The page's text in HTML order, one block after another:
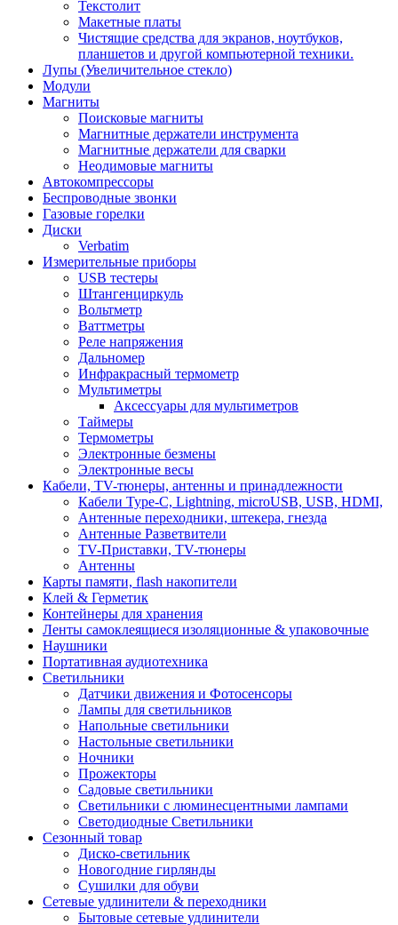
Текстолит
Макетные платы
Чистящие средства для экранов, ноутбуков,
планшетов и другой компьютерной техники.
Лупы (Увеличительное стекло)
Модули
Магниты
Поисковые магниты
Магнитные держатели инструмента
Магнитные держатели для сварки
Неодимовые магниты
Автокомпрессоры
Беспроводные звонки
Газовые горелки
Диски
Verbatim
Измерительные приборы
USB тестеры
Штангенциркуль
Вольтметр
Ваттметры
Реле напряжения
Дальномер
Инфракрасный термометр
Мультиметры
Аксессуары для мультиметров
Таймеры
Термометры
Электронные безмены
Электронные весы
Кабели, TV-тюнеры, антенны и принадлежности
Кабели Type-C, Lightning, microUSB, USB, HDMI,
Антенные переходники, штекера, гнезда
Антенные Разветвители
TV-Приставки, TV-тюнеры
Антенны
Карты памяти, flash накопители
Клей & Герметик
Контейнеры для хранения
Ленты самоклеящиеся изоляционные & упаковочные
Наушники
Портативная аудиотехника
Светильники
Датчики движения и Фотосенсоры
Лампы для светильников
Напольные светильники
Настольные светильники
Ночники
Прожекторы
Садовые светильники
Светильники с люминесцентными лампами
Светодиодные Светильники
Сезонный товар
Диско-светильник
Новогодние гирлянды
Сушилки для обуви
Сетевые удлинители & переходники
Бытовые сетевые удлинители